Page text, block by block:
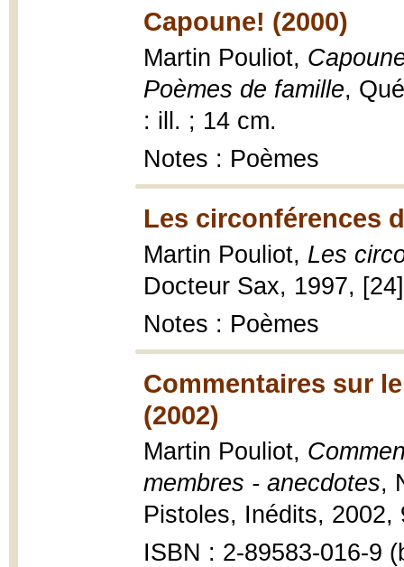
Capoune! (2000)
Martin Pouliot,
Poèmes de famille,
: ill. ; 14 cm.
Notes : Poèmes
Les circonférences
Martin Pouliot, Les
Docteur Sax, 1997,
Notes : Poèmes
Commentaires sur
(2002)
Martin Pouliot,
membres - anecdotes,
Pistoles, Inédits, 2002,
ISBN : 2-89583-016-9